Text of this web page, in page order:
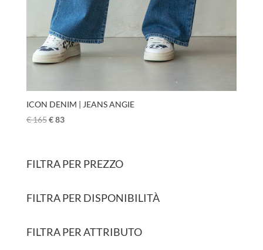
ICON DENIM | JEANS ANGIE
€165€83
FILTRA PER PREZZO
FILTRA PER DISPONIBILITÀ
FILTRA PER ATTRIBUTO